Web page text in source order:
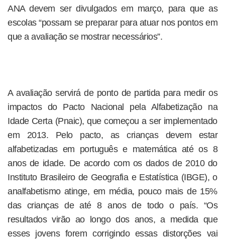
ANA devem ser divulgados em março, para que as
escolas “possam se preparar para atuar nos pontos em
que a avaliação se mostrar necessários”.
A avaliação servirá de ponto de partida para medir os
impactos do Pacto Nacional pela Alfabetização na
Idade Certa (Pnaic), que começou a ser implementado
em 2013. Pelo pacto, as crianças devem estar
alfabetizadas em português e matemática até os 8
anos de idade. De acordo com os dados de 2010 do
Instituto Brasileiro de Geografia e Estatística (IBGE), o
analfabetismo atinge, em média, pouco mais de 15%
das crianças de até 8 anos de todo o país. “Os
resultados virão ao longo dos anos, a medida que
esses jovens forem corrigindo essas distorções vai